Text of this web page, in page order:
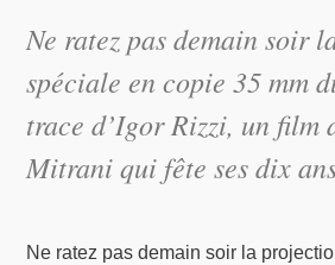
Ne ratez pas demain soir
spéciale en copie 35 mm
trace d’Igor Rizzi, un film
Mitrani qui fête ses dix
Ne ratez pas demain soir la